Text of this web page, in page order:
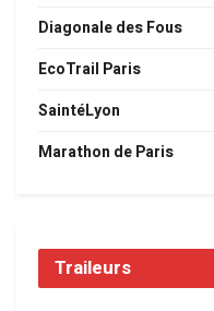
Diagonale des Fous
EcoTrail Paris
SaintéLyon
Marathon de Paris
Traileurs